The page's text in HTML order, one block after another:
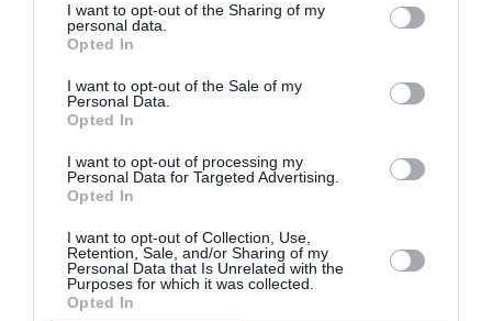
I want to opt-out of the Sharing of my
personal data.
Opted In
I want to opt-out of the Sale of my
Personal Data.
Opted In
I want to opt-out of processing my
Personal Data for Targeted Advertising.
Opted In
I want to opt-out of Collection, Use,
Retention, Sale, and/or Sharing of my
Personal Data that Is Unrelated with the
Purposes for which it was collected.
Opted In
DERNIERS COMMENTAIRES